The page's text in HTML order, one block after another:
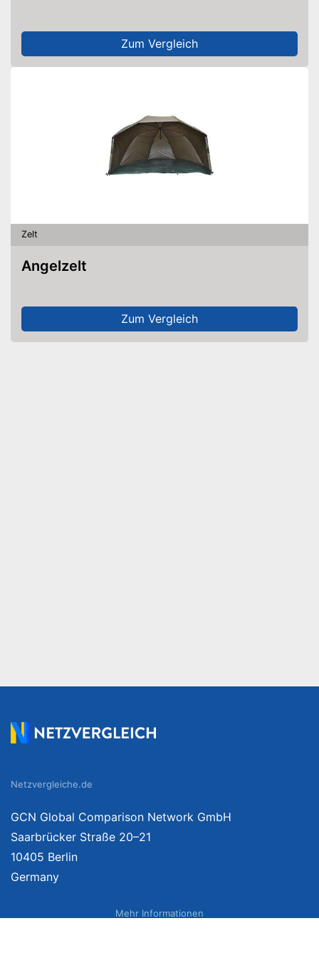
Zum Vergleich
Zelt
Angelzelt
Zum Vergleich
Netzvergleiche.de
GCN Global Comparison Network GmbH
Saarbrücker Straße 20–21
10405 Berlin
Germany
Mehr Informationen